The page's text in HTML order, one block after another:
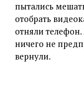
пытались
отобрать
отняли
ничего не
вернули.